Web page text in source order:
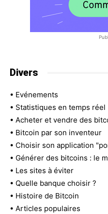
Divers
• Evénements
• Statistiques en temps réel
• Acheter et vendre des
• Bitcoin par son inventeur
• Choisir son application
• Générer des bitcoins : le
• Les sites à éviter
• Quelle banque choisir ?
• Histoire de Bitcoin
• Articles populaires